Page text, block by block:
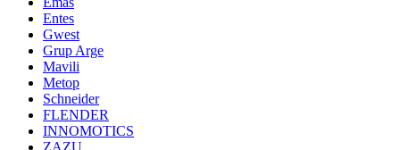
Entes
Gwest
Grup Arge
Mavili
Metop
Schneider
FLENDER
INNOMOTICS
ZAZU